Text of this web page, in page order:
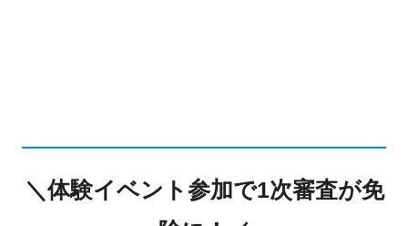
＼体験イベント参加で1次審査が免